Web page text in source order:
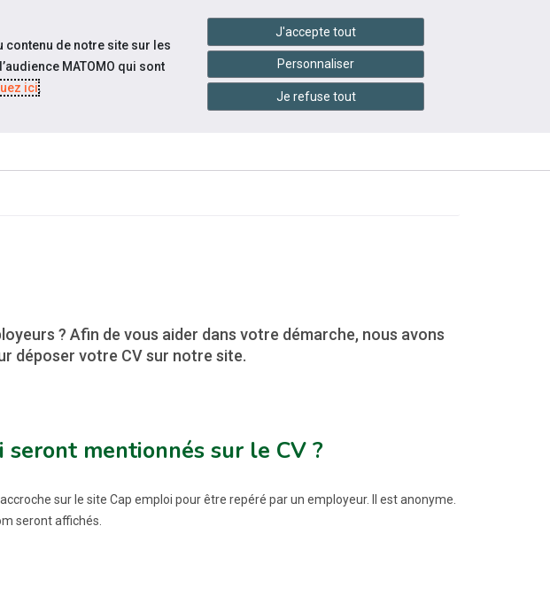
Accessibilité handshake Services en ligne
PRATIQUES
CONTACTEZ-
NOUS
ÉVÉNEMENTS
? Afin de vous aider dans votre démarche, nous avons
déposer votre CV sur notre site.
mentionnés sur le CV ?
sur le site Cap emploi pour être repéré par un employeur. Il est anonyme.
seront affichés.
contenu de notre site sur les
MATOMO qui sont
ici.
J'accepte tout
Personnaliser
Je refuse tout